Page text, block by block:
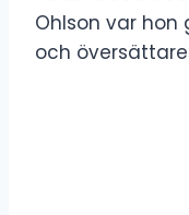
Ohlson var
och